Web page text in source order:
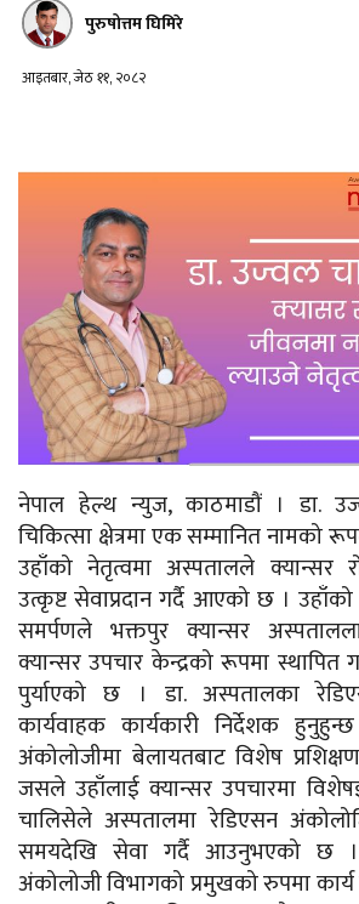
पुरुषोत्तम घिमिरे
आइतबार, जेठ ११, २०८२
नेपाल हेल्थ न्युज, काठमाडौं । डा.
चिकित्सा क्षेत्रमा एक सम्मानित नामको
उहाँको नेतृत्वमा अस्पतालले क्यान्सर
उत्कृष्ट सेवाप्रदान गर्दै आएको छ ।
समर्पणले भक्तपुर क्यान्सर
क्यान्सर उपचार केन्द्रको रूपमा स्थापित
पुर्याएको छ । डा. अस्पतालका
कार्यवाहक कार्यकारी निर्देशक
अंकोलोजीमा बेलायतबाट विशेष
जसले उहाँलाई क्यान्सर उपचारमा
चालिसेले अस्पतालमा रेडिएसन
समयदेखि सेवा गर्दै आउनुभएको छ ।
अंकोलोजी विभागको प्रमुखको रुपमा कार्य